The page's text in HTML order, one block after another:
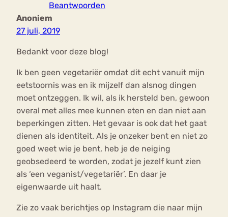
Beantwoorden
Anoniem
27 juli, 2019
Bedankt voor deze blog!
Ik ben geen vegetariër omdat dit echt vanuit mijn
eetstoornis was en ik mijzelf dan alsnog dingen
moet ontzeggen. Ik wil, als ik hersteld ben, gewoon
overal met alles mee kunnen eten en dan niet aan
beperkingen zitten. Het gevaar is ook dat het gaat
dienen als identiteit. Als je onzeker bent en niet zo
goed weet wie je bent, heb je de neiging
geobsedeerd te worden, zodat je jezelf kunt zien
als ‘een veganist/vegetariër’. En daar je
eigenwaarde uit haalt.
Zie zo vaak berichtjes op Instagram die naar mijn